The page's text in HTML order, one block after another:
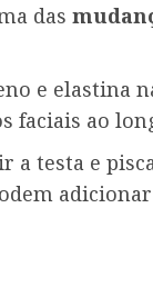
das
e elastina
faciais ao
a testa e